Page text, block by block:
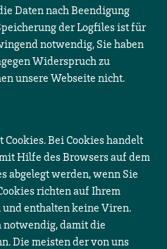
Daten nach Beendigung
der Logfiles ist für
notwendig, Sie haben
Widerspruch zu
unsere Webseite nicht.
Bei Cookies handelt
Hilfe des Browsers auf dem
abgelegt werden, wenn Sie
richten auf Ihrem
und enthalten keine Viren.
notwendig, damit die
Die meisten der von uns